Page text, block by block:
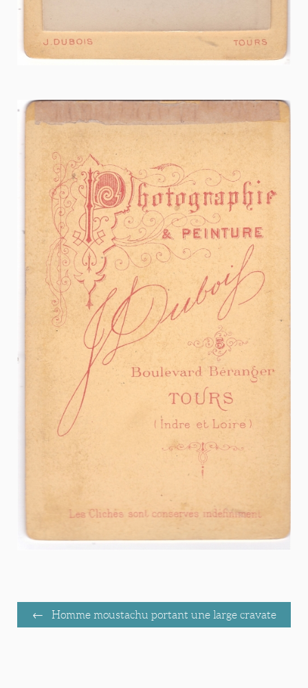
Homme moustachu portant une large cravate